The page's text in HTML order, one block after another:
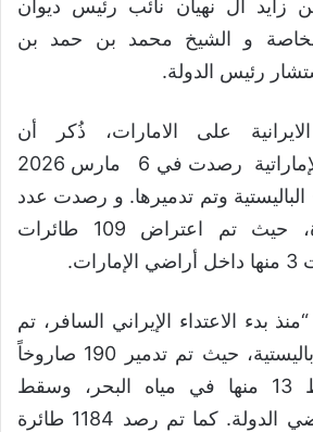
آل نهيان نائب رئيس ديوان
و الشيخ محمد بن حمد بن
رئيس الدولة.
على الامارات، ذُكر أن
الدفاعات الجوية الإماراتية رصدت في 6 مارس 2026
الباليستية وتم تدميرها. و رصدت عدد
112 طائرة مسيّرة، حيث تم اعتراض 109 طائرات
بدء الاعتداء الإيراني السافر، تم
رصد 205 صواريخ باليستية، حيث تم تدمير 190 صاروخاً
باليستياً، فيما سقط 13 منها في مياه البحر، وسقط
صاروخان داخل أراضي الدولة. كما تم رصد 1184 طائرة